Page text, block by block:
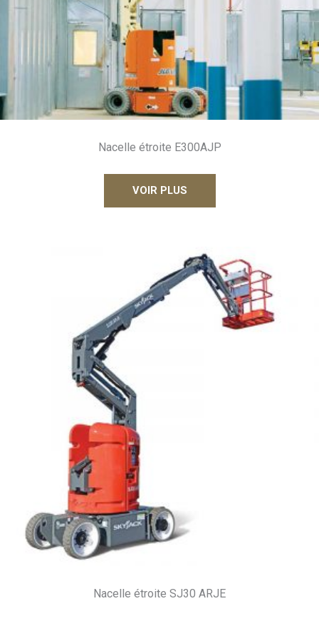
Nacelle étroite E300AJP
VOIR PLUS
Nacelle étroite SJ30 ARJE